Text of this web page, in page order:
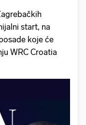
start, na
koje će
WRC Croatia